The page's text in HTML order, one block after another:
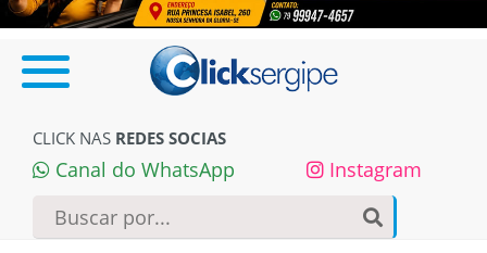
CLICK NAS REDES SOCIAS
Canal do WhatsApp Instagram